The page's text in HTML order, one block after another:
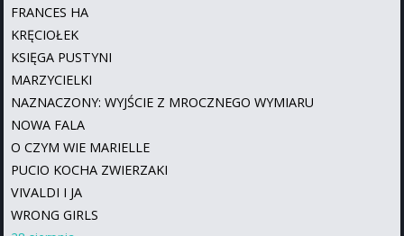
FRANCES HA
KRĘCIOŁEK
KSIĘGA PUSTYNI
MARZYCIELKI
NAZNACZONY: WYJŚCIE Z MROCZNEGO WYMIARU
NOWA FALA
O CZYM WIE MARIELLE
PUCIO KOCHA ZWIERZAKI
VIVALDI I JA
WRONG GIRLS